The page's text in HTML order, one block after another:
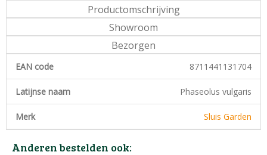
Productomschrijving
Showroom
Bezorgen
EAN code 8711441131704
Latijnse naam Phaseolus vulgaris
Merk Sluis Garden
Anderen bestelden ook: